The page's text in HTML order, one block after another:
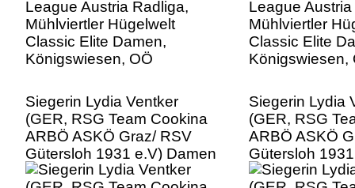
Siegerin Lydia Ventker
(GER, RSG Team Cookina
ARBÖ ASKÖ Graz/ RSV
Gütersloh 1931 e.V) Damen
Elite, U23, Cycling League
Siegerin Lydia
(GER, RSG
ARBÖ ASKÖ
Gütersloh
Elite, U23,